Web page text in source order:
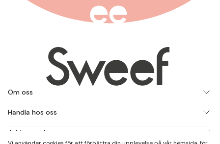
Om oss
Handla hos oss
Jobba med oss